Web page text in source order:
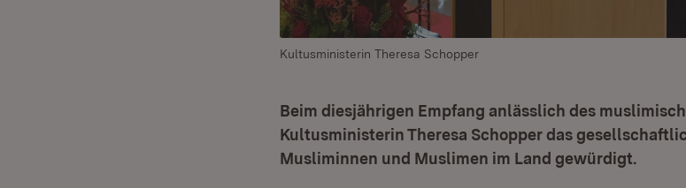
Kultusministerin Theresa Schopper
Beim diesjährigen Empfang anlässlich des
Kultusministerin Theresa Schopper das
Musliminnen und Muslimen im Land gewürdigt.